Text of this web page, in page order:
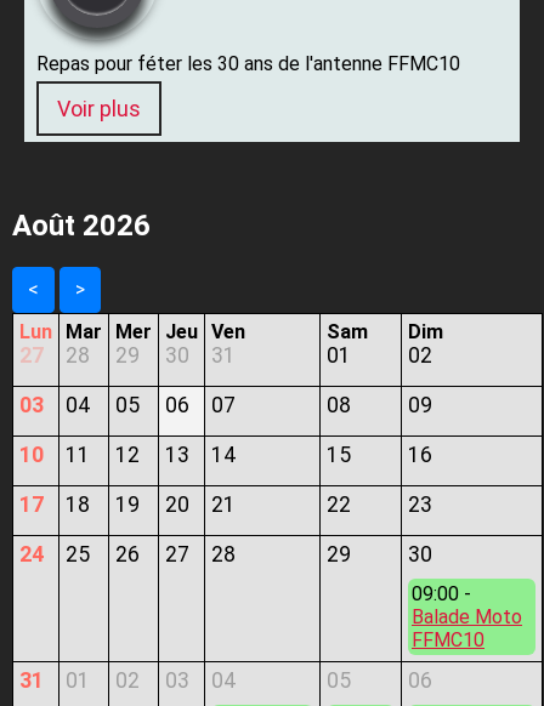
Repas pour féter les 30 ans de l'antenne FFMC10
Voir plus
Août 2026
<
>
Lun
27
Mar
28
Mer
29
Jeu
30
Ven
31
Sam
01
Dim
02
03 04 05 06 07 08 09
10 11 12 13 14 15 16
17 18 19 20 21 22 23
24 25 26 27 28 29 30
09:00 -
Balade Moto
FFMC10
31 01 02 03 04 05 06